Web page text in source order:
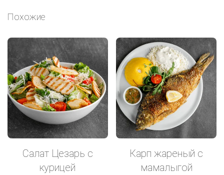
Похожие
Салат Цезарь с
курицей
Карп жареный c
мамалыгой